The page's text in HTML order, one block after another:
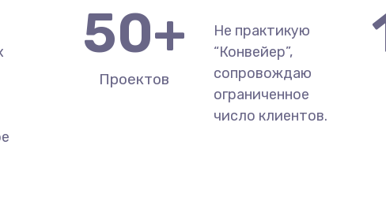
50+
Проектов
Не практикую
“Конвейер”,
сопровождаю
ограниченное
число клиентов.